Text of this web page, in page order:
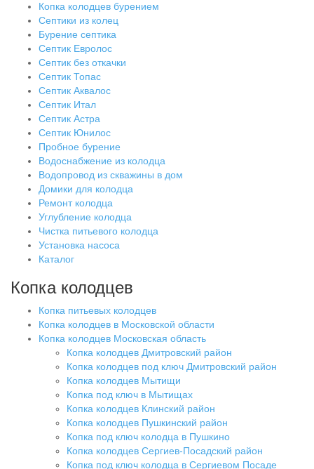
Копка колодцев бурением
Септики из колец
Бурение септика
Септик Евролос
Септик без откачки
Септик Топас
Септик Аквалос
Септик Итал
Септик Астра
Септик Юнилос
Пробное бурение
Водоснабжение из колодца
Водопровод из скважины в дом
Домики для колодца
Ремонт колодца
Углубление колодца
Чистка питьевого колодца
Установка насоса
Каталог
Копка колодцев
Копка питьевых колодцев
Копка колодцев в Московской области
Копка колодцев Московская область
Копка колодцев Дмитровский район
Копка колодцев под ключ Дмитровский район
Копка колодцев Мытищи
Копка под ключ в Мытищах
Копка колодцев Клинский район
Копка колодцев Пушкинский район
Копка под ключ колодца в Пушкино
Копка колодцев Сергиев-Посадский район
Копка под ключ колодца в Сергиевом Посаде